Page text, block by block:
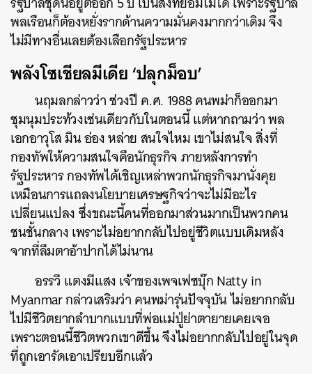
พลเรือนก็ต้องหยั่งรากด้านความมั่นคงมากกว่าเดิม จึง
ไม่มีทางอื่นเลยต้องเลือกรัฐประหาร
พลังโซเชียลมีเดีย ‘ปลุกม็อบ’
นฤมลกล่าวว่า ช่วงปี ค.ศ. 1988 คนพม่าก็ออกมา
ชุมนุมประท้วงเช่นเดียวกับในตอนนี้ แต่หากถามว่า พล
เอกอาวุโส มิน อ่อง หล่าย สนใจไหม เขาไม่สนใจ สิ่งที่
กองทัพให้ความสนใจคือนักธุรกิจ ภายหลังการทำ
รัฐประหาร กองทัพได้เชิญเหล่าพวกนักธุรกิจมานั่งคุย
เหมือนการแถลงนโยบายเศรษฐกิจว่าจะไม่มีอะไร
เปลี่ยนแปลง ซึ่งขณะนี้คนที่ออกมาส่วนมากเป็นพวกคน
ชนชั้นกลาง เพราะไม่อยากกลับไปอยู่ชีวิตแบบเดิมหลัง
จากที่ลืมตาอ้าปากได้ไม่นาน
อรรวี แตงมีแสง เจ้าของเพจเฟซบุ๊ก Natty in
Myanmar กล่าวเสริมว่า คนพม่ารุ่นปัจจุบัน ไม่อยากกลับ
ไปมีชีวิตยากลำบากแบบที่พ่อแม่ปู่ย่าตายายเคยเจอ
เพราะตอนนี้ชีวิตพวกเขาดีขึ้น จึงไม่อยากกลับไปอยู่ในจุด
ที่ถูกเอารัดเอาเปรียบอีกแล้ว
ค้นหา
SHARE TWEET LINE